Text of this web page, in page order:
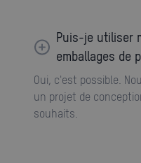
Puis-je utiliser
emballages de
Oui, c'est possible. Nous serions heureux de créer
un projet de
souhaits.